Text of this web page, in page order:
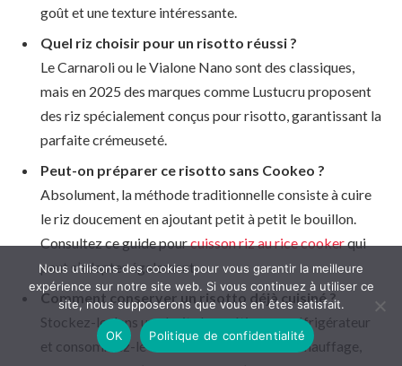
goût et une texture intéressante.
Quel riz choisir pour un risotto réussi ?
Le Carnaroli ou le Vialone Nano sont des classiques,
mais en 2025 des marques comme Lustucru proposent
des riz spécialement conçus pour risotto, garantissant la
parfaite crémeuseté.
Peut-on préparer ce risotto sans Cookeo ?
Absolument, la méthode traditionnelle consiste à cuire
le riz doucement en ajoutant petit à petit le bouillon.
Consultez ce guide pourcuisson riz au rice cookerqui
peut s’adapter également.
Comment conserver un risotto déjà cuisiné ?
Stockez-le dans une boite hermétique au réfrigérateur
et consommez-le dans les 48 heures. Au réchauffage,
Nous utilisons des cookies pour vous garantir la meilleure
expérience sur notre site web. Si vous continuez à utiliser ce
site, nous supposerons que vous en êtes satisfait.
OK Politique de confidentialité